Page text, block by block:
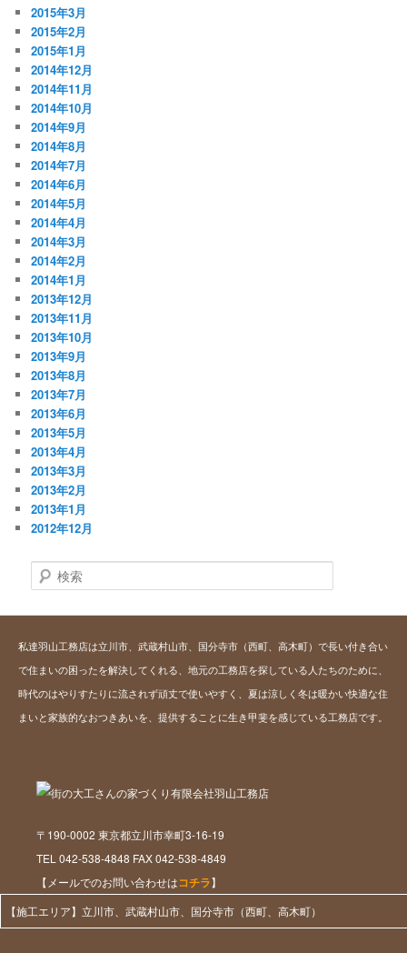
2015年3月
2015年2月
2015年1月
2014年12月
2014年11月
2014年10月
2014年9月
2014年8月
2014年7月
2014年6月
2014年5月
2014年4月
2014年3月
2014年2月
2014年1月
2013年12月
2013年11月
2013年10月
2013年9月
2013年8月
2013年7月
2013年6月
2013年5月
2013年4月
2013年3月
2013年2月
2013年1月
2012年12月
検
索
私達羽山工務店は立川市、武蔵村山市、国分寺市（西町、高木町）で長い付き合い
で住まいの困ったを解決してくれる、地元の工務店を探している人たちのために、
時代のはやりすたりに流されず頑丈で使いやすく、夏は涼しく冬は暖かい快適な住
まいと家族的なおつきあいを、提供することに生き甲斐を感じている工務店です。
〒190-0002 東京都立川市幸町3-16-19
TEL 042-538-4848 FAX 042-538-4849
【メールでのお問い合わせはコチラ】
【施工エリア】立川市、武蔵村山市、国分寺市（西町、高木町）